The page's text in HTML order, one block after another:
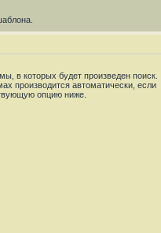
в которых будет произведен поиск.
производится автоматически, если
опцию ниже.